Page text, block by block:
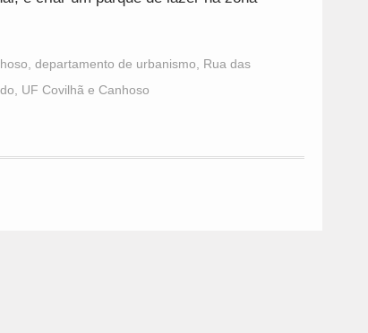
departamento de urbanismo
Rua das
UF Covilhã e Canhoso